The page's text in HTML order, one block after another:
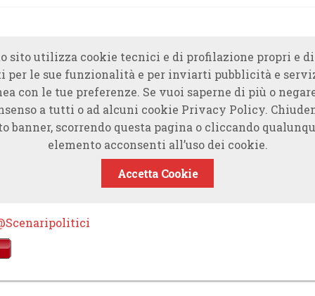
sito utilizza cookie tecnici e di profilazione propri e
per le sue funzionalità e per inviarti pubblicità e
con le tue preferenze. Se vuoi saperne di più o
a tutti o ad alcuni cookie Privacy Policy.
banner, scorrendo questa pagina o cliccando
elemento acconsenti all’uso dei cookie.
Accetta Cookie